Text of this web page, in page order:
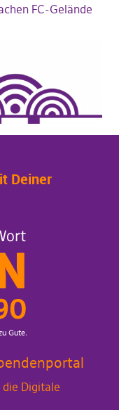
FC-Gelände
Deiner
Digitale